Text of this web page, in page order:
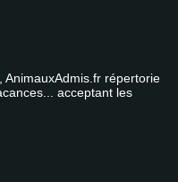
répertorie
acceptant les